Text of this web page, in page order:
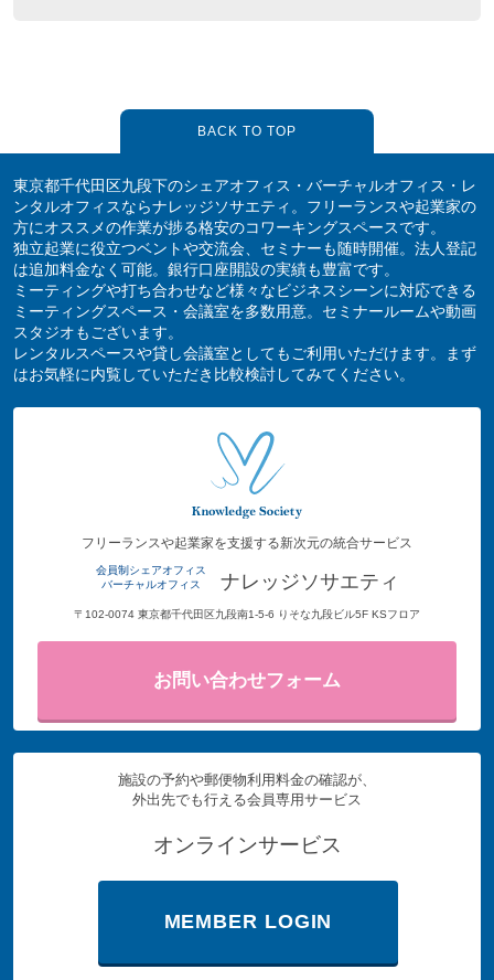
BACK TO TOP
東京都千代田区九段下のシェアオフィス・バーチャルオフィス・レ
ンタルオフィスならナレッジソサエティ。フリーランスや起業家の
方にオススメの作業が捗る格安のコワーキングスペースです。
独立起業に役立つベントや交流会、セミナーも随時開催。法人登記
は追加料金なく可能。銀行口座開設の実績も豊富です。
ミーティングや打ち合わせなど様々なビジネスシーンに対応できる
ミーティングスペース・会議室を多数用意。セミナールームや動画
スタジオもございます。
レンタルスペースや貸し会議室としてもご利用いただけます。まず
はお気軽に内覧していただき比較検討してみてください。
フリーランスや起業家を支援する新次元の統合サービス
会員制シェアオフィス
バーチャルオフィス
ナレッジソサエティ
〒102-0074 東京都千代田区九段南1-5-6 りそな九段ビル5F KSフロア
お問い合わせフォーム
施設の予約や郵便物利用料金の確認が、
外出先でも行える会員専用サービス
オンラインサービス
MEMBER LOGIN